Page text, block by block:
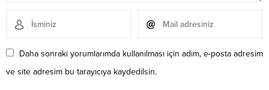
Daha sonraki yorumlarımda kullanılması için adım, e-posta adresim
ve site adresim bu tarayıcıya kaydedilsin.